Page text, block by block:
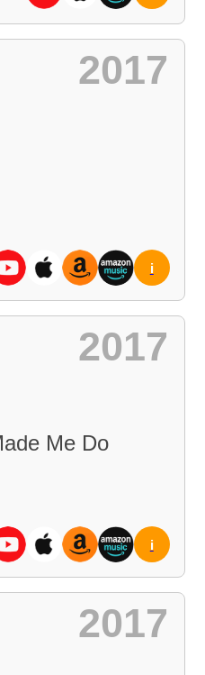
2017
i
2017
Me Do
i
2017